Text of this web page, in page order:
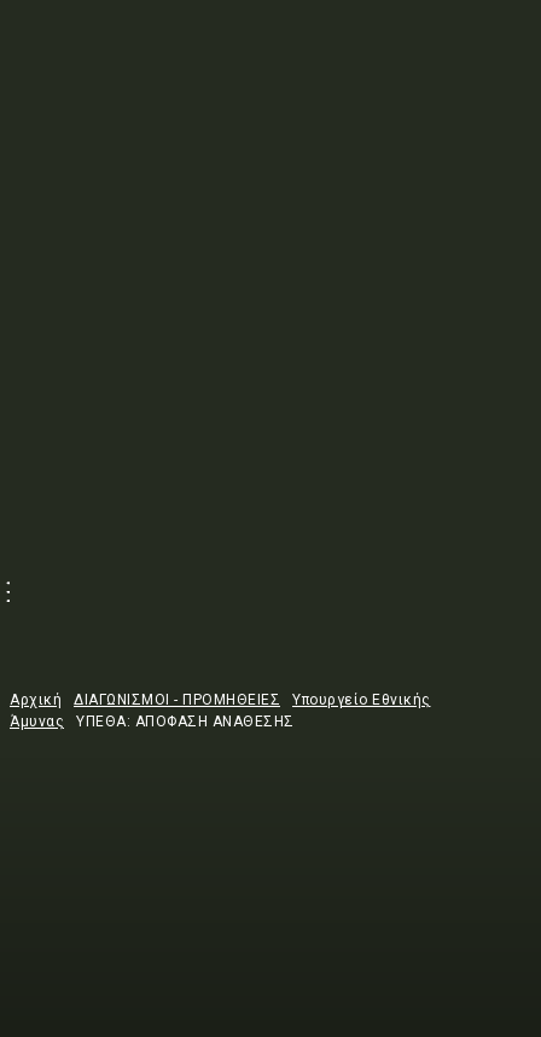
Αρχική ΔΙΑΓΩΝΙΣΜΟΙ - ΠΡΟΜΗΘΕΙΕΣ
Υπουργείο Εθνικής
Άμυνας
ΥΠΕΘΑ: ΑΠΟΦΑΣΗ ΑΝΑΘΕΣΗΣ